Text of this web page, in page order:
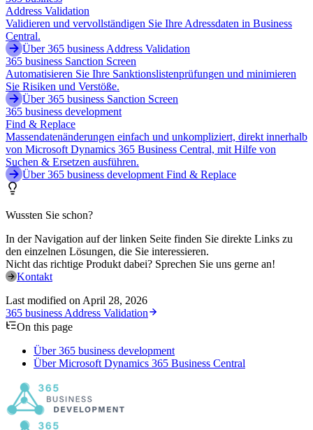
Address Validation
Validieren und vervollständigen Sie Ihre Adressdaten in Business
Central.
Über 365 business Address Validation
365 business Sanction Screen
Automatisieren Sie Ihre Sanktionslistenprüfungen und minimieren
Sie Risiken und Verstöße.
Über 365 business Sanction Screen
365 business development
Find & Replace
Massendatenänderungen einfach und unkompliziert, direkt innerhalb
von Microsoft Dynamics 365 Business Central, mit Hilfe von
Suchen & Ersetzen ausführen.
Über 365 business development Find & Replace
Wussten Sie schon?
In der Navigation auf der linken Seite finden Sie direkte Links zu
den einzelnen Lösungen, die Sie interessieren.
Nicht das richtige Produkt dabei? Sprechen Sie uns gerne an!
Kontakt
Last modified on April 28, 2026
365 business Address Validation
On this page
Über 365 business development
Über Microsoft Dynamics 365 Business Central